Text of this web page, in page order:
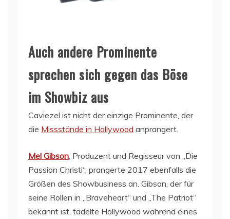
Auch andere Prominente
sprechen sich gegen das Böse
im Showbiz aus
Caviezel ist nicht der einzige Prominente, der
die Missstände in Hollywood anprangert.
Mel Gibson , Produzent und Regisseur von „Die
Passion Christi“, prangerte 2017 ebenfalls die
Größen des Showbusiness an. Gibson, der für
seine Rollen in „Braveheart“ und „The Patriot“
bekannt ist, tadelte Hollywood während eines